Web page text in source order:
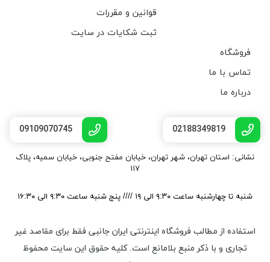
قوانین و مقررات
ثبت شکایات در سایت
فروشگاه
تماس با ما
درباره ما
02188349819
09109070745
نشانی: استان تهران، شهر تهران، خیابان مفتح جنوبی، خیابان سمیه، پلاک
۱۱۷
شنبه تا چهارشنبه ساعت ۹:۳۰ الی ۱۹ //// پنج شنبه ساعت ۹:۳۰ الی ۱۶:۳۰
استفاده از مطالب فروشگاه اینترنتی ایران جانبی فقط برای مقاصد غیر
تجاری و با ذکر منبع بلامانع است. کليه حقوق اين سايت محفوظ